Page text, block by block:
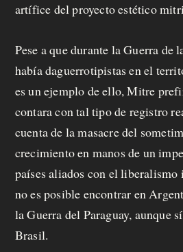
artífice del proyecto estético
Pese a que durante la Guerra de
había daguerrotipistas en el
es un ejemplo de ello, Mitre
contara con tal tipo de registro
cuenta de la masacre del
crecimiento en manos de un
países aliados con el liberalismo
no es posible encontrar en
la Guerra del Paraguay, aunque
Brasil.